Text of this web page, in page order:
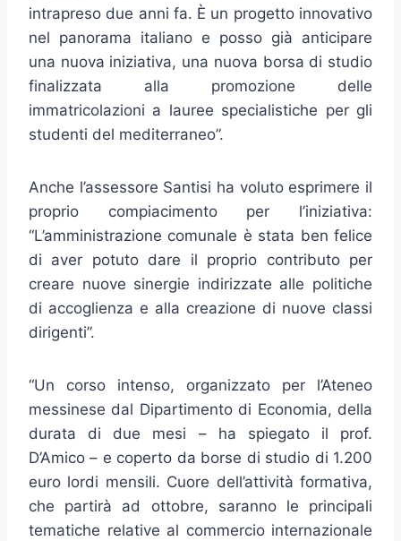
intrapreso due anni fa. È un progetto innovativo
nel panorama italiano e posso già anticipare
una nuova iniziativa, una nuova borsa di studio
finalizzata alla promozione delle
immatricolazioni a lauree specialistiche per gli
studenti del mediterraneo”.
Anche l’assessore Santisi ha voluto esprimere il
proprio compiacimento per l’iniziativa:
“L’amministrazione comunale è stata ben felice
di aver potuto dare il proprio contributo per
creare nuove sinergie indirizzate alle politiche
di accoglienza e alla creazione di nuove classi
dirigenti”.
“Un corso intenso, organizzato per l’Ateneo
messinese dal Dipartimento di Economia, della
durata di due mesi – ha spiegato il prof.
D’Amico – e coperto da borse di studio di 1.200
euro lordi mensili. Cuore dell’attività formativa,
che partirà ad ottobre, saranno le principali
tematiche relative al commercio internazionale